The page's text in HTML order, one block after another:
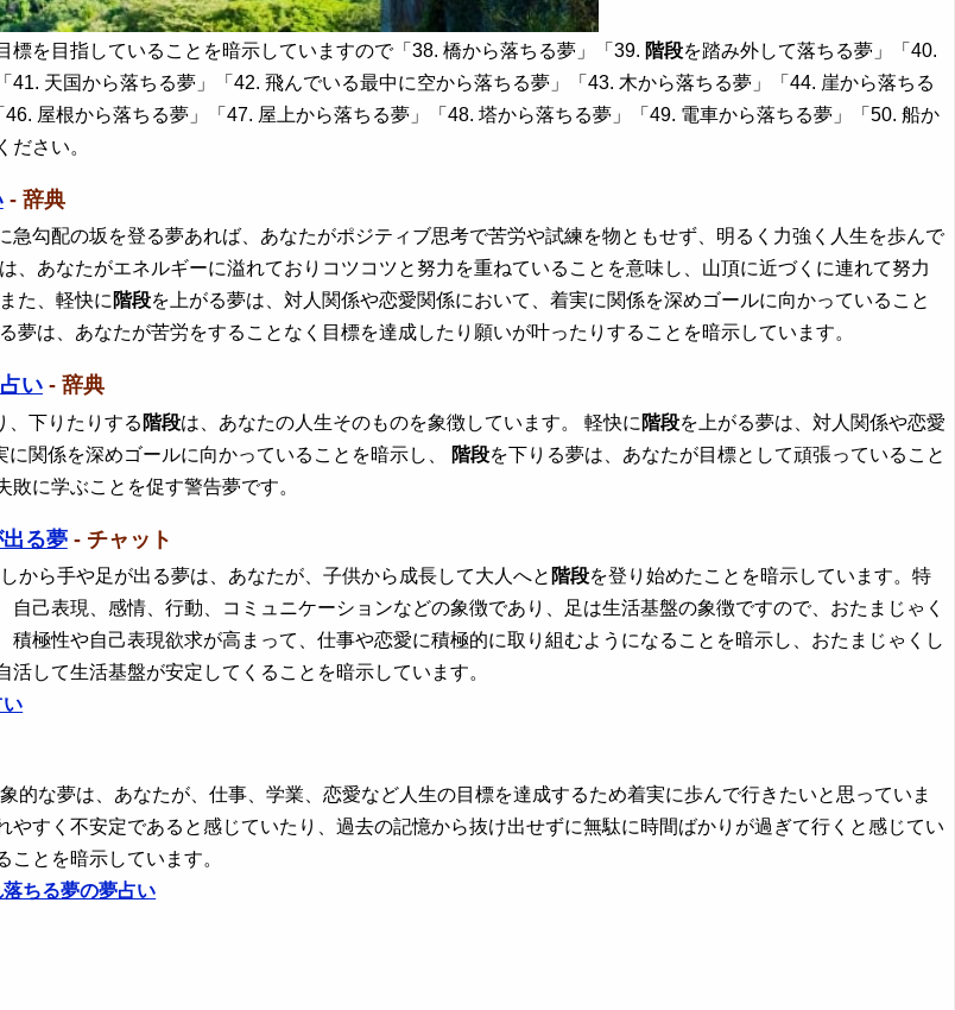
標を目指していることを暗示していますので「38. 橋から落ちる夢」「39. 階段を踏み外して落ちる夢」「40.
41. 天国から落ちる夢」「42. 飛んでいる最中に空から落ちる夢」「43. 木から落ちる夢」「44. 崖から落ちる
屋根から落ちる夢」「47. 屋上から落ちる夢」「48. 塔から落ちる夢」「49. 電車から落ちる夢」「50. 船か
ださい。
- 辞典
急勾配の坂を登る夢あれば、あなたがポジティブ思考で苦労や試練を物ともせず、明るく力強く人生を歩んで
、あなたがエネルギーに溢れておりコツコツと努力を重ねていることを意味し、山頂に近づくに連れて努力
た、軽快に階段を上がる夢は、対人関係や恋愛関係において、着実に関係を深めゴールに向かっていること
夢は、あなたが苦労をすることなく目標を達成したり願いが叶ったりすることを暗示しています。
い - 辞典
、下りたりする 階段は、あなたの人生そのものを象徴しています。 軽快に 階段を上がる夢は、対人関係や恋愛
に関係を深めゴールに向かっていることを暗示し、
階段を下りる夢は、あなたが目標として頑張っていること
に学ぶことを促す警告夢です。
る夢- チャット
から手や足が出る夢は、あなたが、子供から成長して大人へと 階段を登り始めたことを暗示しています。特
自己表現、感情、行動、コミュニケーションなどの象徴であり、足は生活基盤の象徴ですので、おたまじゃく
積極性や自己表現欲求が高まって、仕事や恋愛に積極的に取り組むようになることを暗示し、おたまじゃくし
して生活基盤が安定してくることを暗示しています。
い
的な夢は、あなたが、仕事、学業、恋愛など人生の目標を達成するため着実に歩んで行きたいと思っていま
やすく不安定であると感じていたり、過去の記憶から抜け出せずに無駄に時間ばかりが過ぎて行くと感じてい
とを暗示しています。
ちる夢の夢占い